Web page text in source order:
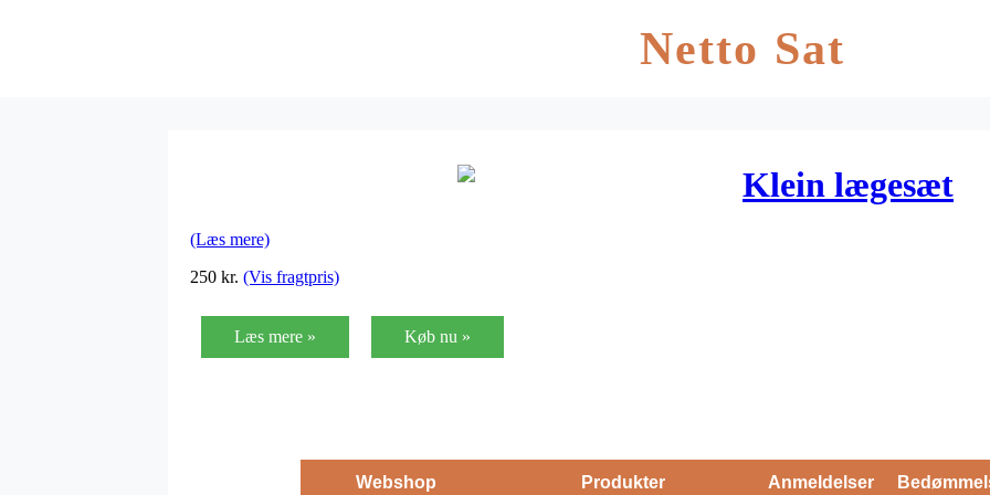
Netto Sat
Klein lægesæt
(Læs mere)
250 kr. (Vis fragtpris)
Læs mere » Køb nu »
Webshop Produkter Anmeldelser